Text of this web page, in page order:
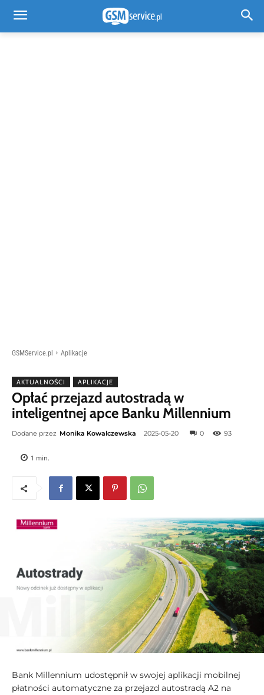
GSMService.pl Aplikacje
AKTUALNOŚCI APLIKACJE
Opłać przejazd autostradą w
inteligentnej apce Banku Millennium
Dodane przez Monika Kowalczewska 2025-05-20 0 93
1 min.
Bank Millennium udostępnił w swojej aplikacji mobilnej
płatności automatyczne za przejazd autostradą A2 na